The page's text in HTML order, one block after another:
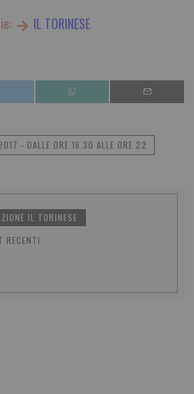
IL TORINESE
- DALLE ORE 16.30 ALLE ORE 22
IL TORINESE
RECENTI